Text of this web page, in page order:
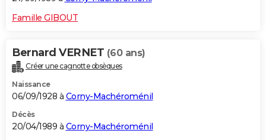
Famille GIBOUT
Bernard VERNET (60 ans)
Créer une cagnotte obsèques
Naissance
06/09/1928 à Corny-Machéroménil
Décès
20/04/1989 à Corny-Machéroménil